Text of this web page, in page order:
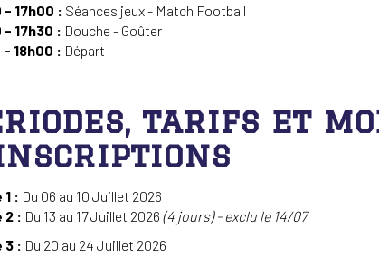
- 17h00 : Séances jeux - Match Football
- 17h30 : Douche - Goûter
- 18h00 : Départ
tarifs et
: Du 06 au 10 Juillet 2026
2 : Du 13 au 17 Juillet 2026 (4 jours) - exclu le 14/07
3 : Du 20 au 24